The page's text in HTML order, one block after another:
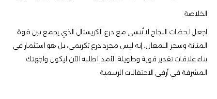
​الخلاصة
​اجعل لحظات النجاح لا تُنسى مع درع الكريستال الذي يجمع بين قوة
المتانة وسحر اللمعان. إنه ليس مجرد درع تكريمي، بل هو استثمار في
بناء علاقات تقدير قوية وطويلة الأمد. اطلبه الآن ليكون واجهتك
المشرفة في أرقى الاحتفالات الرسمية